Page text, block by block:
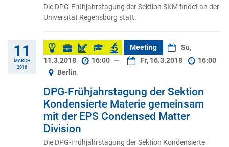
Die DPG-Frühjahrstagung der Sektion SKM findet an der
Universität Regensburg statt.
11
MARCH
2018
Meeting
Su,
11.3.2018
16:00 — Fr, 16.3.2018
16:00
Berlin
DPG-Frühjahrstagung der Sektion
Kondensierte Materie gemeinsam
mit der EPS Condensed Matter
Division
Die DPG-Frühjahrstagung der Sektion Kondensierte